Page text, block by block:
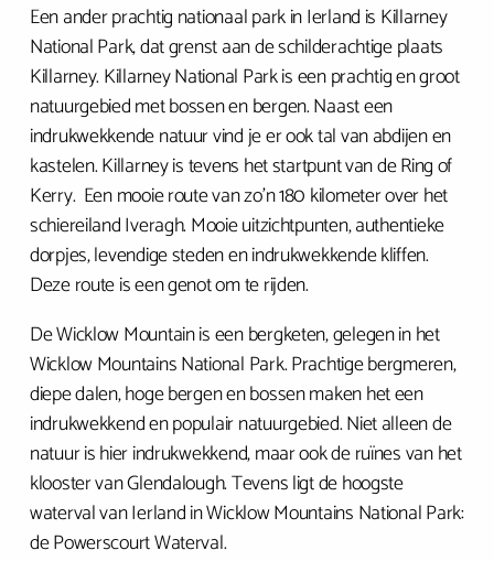
Een ander prachtig nationaal park in Ierland is Killarney
National Park, dat grenst aan de schilderachtige plaats
Killarney. Killarney National Park is een prachtig en groot
natuurgebied met bossen en bergen. Naast een
indrukwekkende natuur vind je er ook tal van abdijen en
kastelen. Killarney is tevens het startpunt van de Ring of
Kerry. Een mooie route van zo’n 180 kilometer over het
schiereiland Iveragh. Mooie uitzichtpunten, authentieke
dorpjes, levendige steden en indrukwekkende kliffen.
Deze route is een genot om te rijden.
De Wicklow Mountain is een bergketen, gelegen in het
Wicklow Mountains National Park. Prachtige bergmeren,
diepe dalen, hoge bergen en bossen maken het een
indrukwekkend en populair natuurgebied. Niet alleen de
natuur is hier indrukwekkend, maar ook de ruïnes van het
klooster van Glendalough. Tevens ligt de hoogste
waterval van Ierland in Wicklow Mountains National Park:
de Powerscourt Waterval.